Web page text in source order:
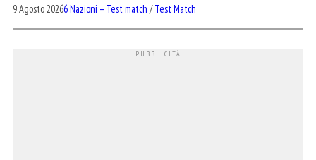
9 Agosto 20266 Nazioni – Test match /Test Match